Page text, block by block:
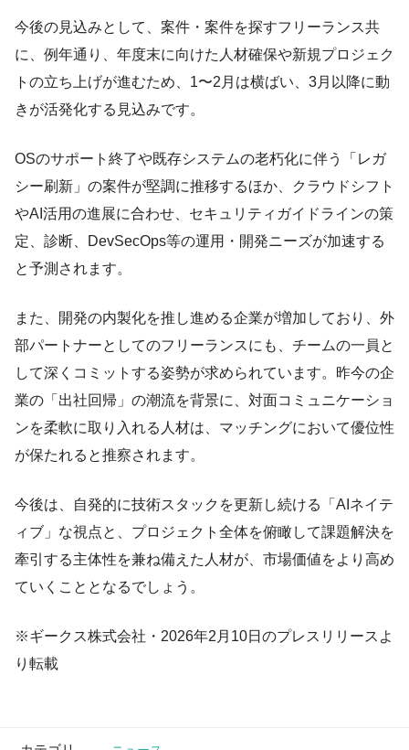
今後の見込みとして、案件・案件を探すフリーランス共
に、例年通り、年度末に向けた人材確保や新規プロジェク
トの立ち上げが進むため、1〜2月は横ばい、3月以降に動
きが活発化する見込みです。
OSのサポート終了や既存システムの老朽化に伴う「レガ
シー刷新」の案件が堅調に推移するほか、クラウドシフト
やAI活用の進展に合わせ、セキュリティガイドラインの策
定、診断、DevSecOps等の運用・開発ニーズが加速する
と予測されます。
また、開発の内製化を推し進める企業が増加しており、外
部パートナーとしてのフリーランスにも、チームの一員と
して深くコミットする姿勢が求められています。昨今の企
業の「出社回帰」の潮流を背景に、対面コミュニケーショ
ンを柔軟に取り入れる人材は、マッチングにおいて優位性
が保たれると推察されます。
今後は、自発的に技術スタックを更新し続ける「AIネイテ
ィブ」な視点と、プロジェクト全体を俯瞰して課題解決を
牽引する主体性を兼ね備えた人材が、市場価値をより高め
ていくこととなるでしょう。
※ギークス株式会社・2026年2月10日のプレスリリースよ
り転載